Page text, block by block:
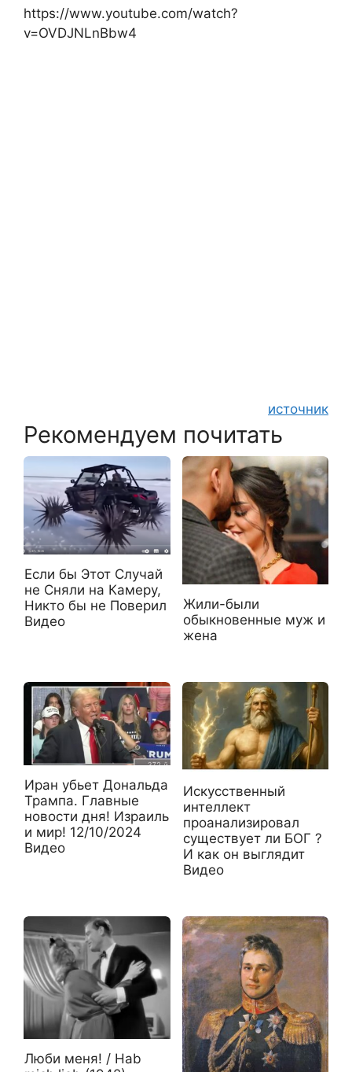
https://www.youtube.com/watch?
v=OVDJNLnBbw4
источник
Рекомендуем почитать
Если бы Этот Случай
не Сняли на Камеру,
Никто бы не Поверил
Видео
Жили-были
обыкновенные муж и
жена
Иран убьет Дональда
Трампа. Главные
новости дня! Израиль
и мир! 12/10/2024
Видео
Искусственный
интеллект
проанализировал
существует ли БОГ ?
И как он выглядит
Видео
Люби меня! / Hab